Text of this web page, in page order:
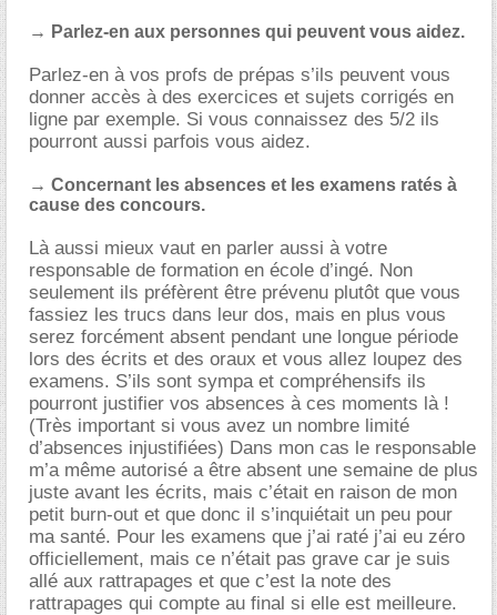
→ Parlez-en aux personnes qui peuvent vous aidez.
Parlez-en à vos profs de prépas s’ils peuvent vous
donner accès à des exercices et sujets corrigés en
ligne par exemple. Si vous connaissez des 5/2 ils
pourront aussi parfois vous aidez.
→ Concernant les absences et les examens ratés à
cause des concours.
Là aussi mieux vaut en parler aussi à votre
responsable de formation en école d’ingé. Non
seulement ils préfèrent être prévenu plutôt que vous
fassiez les trucs dans leur dos, mais en plus vous
serez forcément absent pendant une longue période
lors des écrits et des oraux et vous allez loupez des
examens. S’ils sont sympa et compréhensifs ils
pourront justifier vos absences à ces moments là !
(Très important si vous avez un nombre limité
d’absences injustifiées) Dans mon cas le responsable
m’a même autorisé a être absent une semaine de plus
juste avant les écrits, mais c’était en raison de mon
petit burn-out et que donc il s’inquiétait un peu pour
ma santé. Pour les examens que j’ai raté j’ai eu zéro
officiellement, mais ce n’était pas grave car je suis
allé aux rattrapages et que c’est la note des
rattrapages qui compte au final si elle est meilleure.